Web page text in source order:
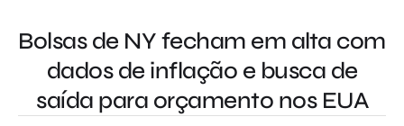
Bolsas de NY fecham em alta com
dados de inflação e busca de
saída para orçamento nos EUA